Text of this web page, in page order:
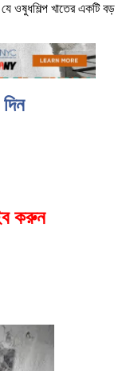
ওষুধশিল্প খাতের একটি বড়
করুন